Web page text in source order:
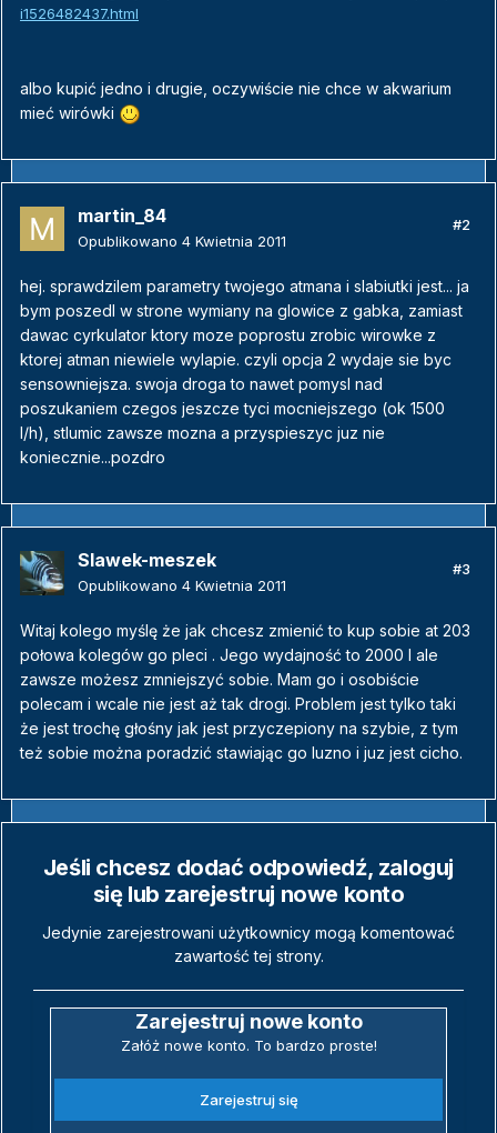
i1526482437.html
albo kupić jedno i drugie, oczywiście nie chce w akwarium
mieć wirówki
martin_84
Opublikowano 4 Kwietnia 2011
#2
hej. sprawdzilem parametry twojego atmana i slabiutki jest... ja
bym poszedl w strone wymiany na glowice z gabka, zamiast
dawac cyrkulator ktory moze poprostu zrobic wirowke z
ktorej atman niewiele wylapie. czyli opcja 2 wydaje sie byc
sensowniejsza. swoja droga to nawet pomysl nad
poszukaniem czegos jeszcze tyci mocniejszego (ok 1500
l/h), stlumic zawsze mozna a przyspieszyc juz nie
koniecznie...pozdro
Slawek-meszek
Opublikowano 4 Kwietnia 2011
#3
Witaj kolego myślę że jak chcesz zmienić to kup sobie at 203
połowa kolegów go pleci . Jego wydajność to 2000 l ale
zawsze możesz zmniejszyć sobie. Mam go i osobiście
polecam i wcale nie jest aż tak drogi. Problem jest tylko taki
że jest trochę głośny jak jest przyczepiony na szybie, z tym
też sobie można poradzić stawiając go luzno i juz jest cicho.
Jeśli chcesz dodać odpowiedź, zaloguj
się lub zarejestruj nowe konto
Jedynie zarejestrowani użytkownicy mogą komentować
zawartość tej strony.
Zarejestruj nowe konto
Załóż nowe konto. To bardzo proste!
Zarejestruj się